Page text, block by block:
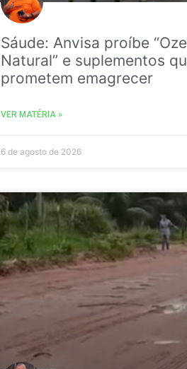
Sáude: Anvisa proíbe
Natural” e suplementos
prometem emagrecer
VER MATÉRIA »
6 de agosto de 2026